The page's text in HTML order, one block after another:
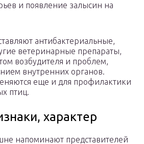
и появление залысин на
антибактериальные,
ветеринарные препараты,
возбудителя и проблем,
внутренних органов.
еще и для профилактики
птиц.
характер
напоминают представителей